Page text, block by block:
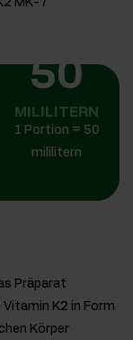
50
MILILITERN
1 Portion = 50
mililitern
Präparat
K2 in Form
Körper